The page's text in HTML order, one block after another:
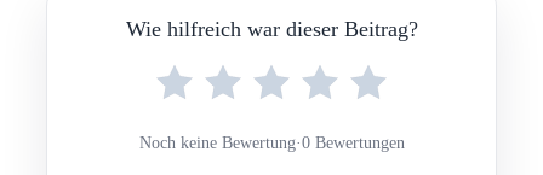
Wie hilfreich war dieser Beitrag?
Noch keine Bewertung·0 Bewertungen